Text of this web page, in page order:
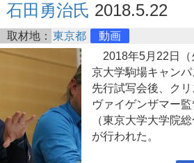
石田勇治氏 2018.5.22
取材地： 東京都
動画
2018年5月22日（
京大学駒場キャン
先行試写会後、ク
ヴァイゲンザマー
（東京大学大学院
が行われた。